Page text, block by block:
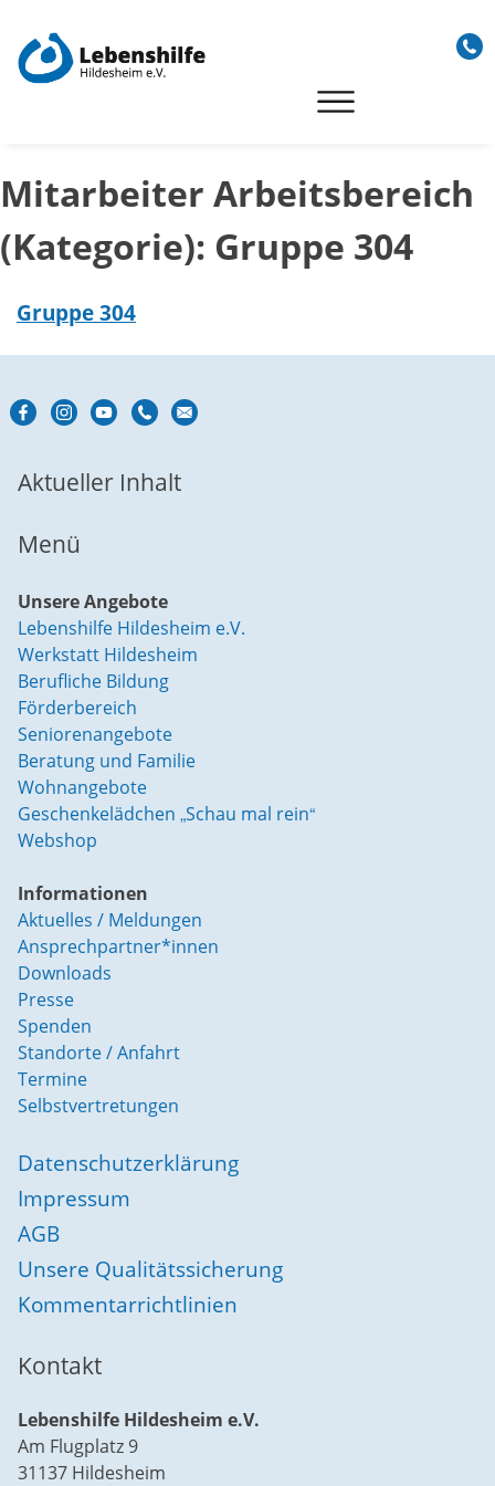
content
Mitarbeiter Arbeitsbereich
(Kategorie): Gruppe 304
Gruppe 304
Aktueller Inhalt
Menü
Unsere Angebote
Lebenshilfe Hildesheim e.V.
Werkstatt Hildesheim
Berufliche Bildung
Förderbereich
Seniorenangebote
Beratung und Familie
Wohnangebote
Geschenkelädchen „Schau mal rein“
Webshop
Informationen
Aktuelles / Meldungen
Ansprechpartner*innen
Downloads
Presse
Spenden
Standorte / Anfahrt
Termine
Selbstvertretungen
Datenschutzerklärung
Impressum
AGB
Unsere Qualitätssicherung
Kommentarrichtlinien
Kontakt
Lebenshilfe Hildesheim e.V.
Am Flugplatz 9
31137 Hildesheim